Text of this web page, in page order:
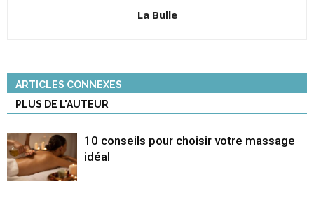
La Bulle
ARTICLES CONNEXES
PLUS DE L'AUTEUR
10 conseils pour choisir votre massage
idéal